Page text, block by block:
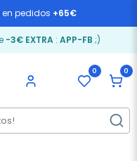
pedidos +65€
-3€ EXTRA: APP-FB ;)
0 0